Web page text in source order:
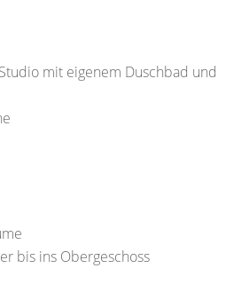
mit eigenem Duschbad und
bis ins Obergeschoss